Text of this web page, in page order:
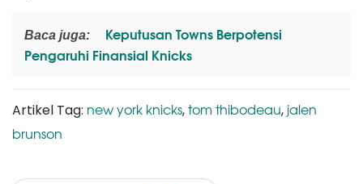
Baca juga:
Keputusan Towns Berpotensi
Pengaruhi Finansial Knicks
Artikel Tag: new york knicks,tom thibodeau, jalen
brunson